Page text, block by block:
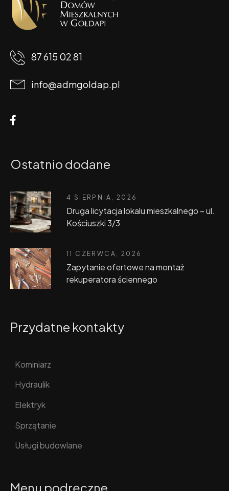
87 615 02 81
info@admgoldap.pl
Ostatnio dodane
4 SIERPNIA, 2026
Druga licytacja lokalu mieszkalnego – ul.
Kościuszki 3/3
11 CZERWCA, 2026
Zapytanie ofertowe na montaż
rekuperatora ściennego
Przydatne kontakty
Kominiarz
Hydraulik
Elektryk
Sprzątanie
Usługi budowlane
Menu podręczne